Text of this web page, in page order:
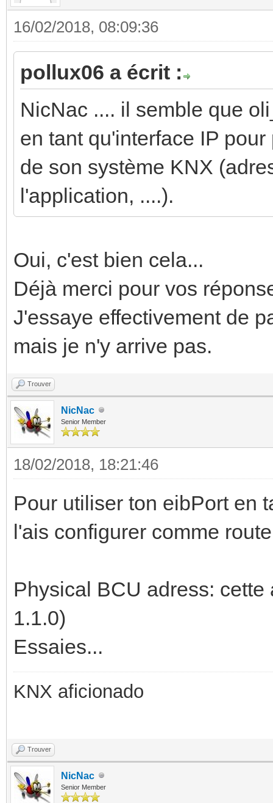
16/02/2018, 08:09:36
pollux06 a écrit :
NicNac .... il semble que
en tant qu'interface IP
de son système KNX
l'application, ....).
Oui, c'est bien cela...
Déjà merci pour vos
J'essaye effectivement de
mais je n'y arrive pas.
Trouver
NicNac
Senior Member
18/02/2018, 18:21:46
Pour utiliser ton eibPort en
l'ais configurer comme
Physical BCU adress:
1.1.0)
Essaies...
KNX aficionado
Trouver
NicNac
Senior Member